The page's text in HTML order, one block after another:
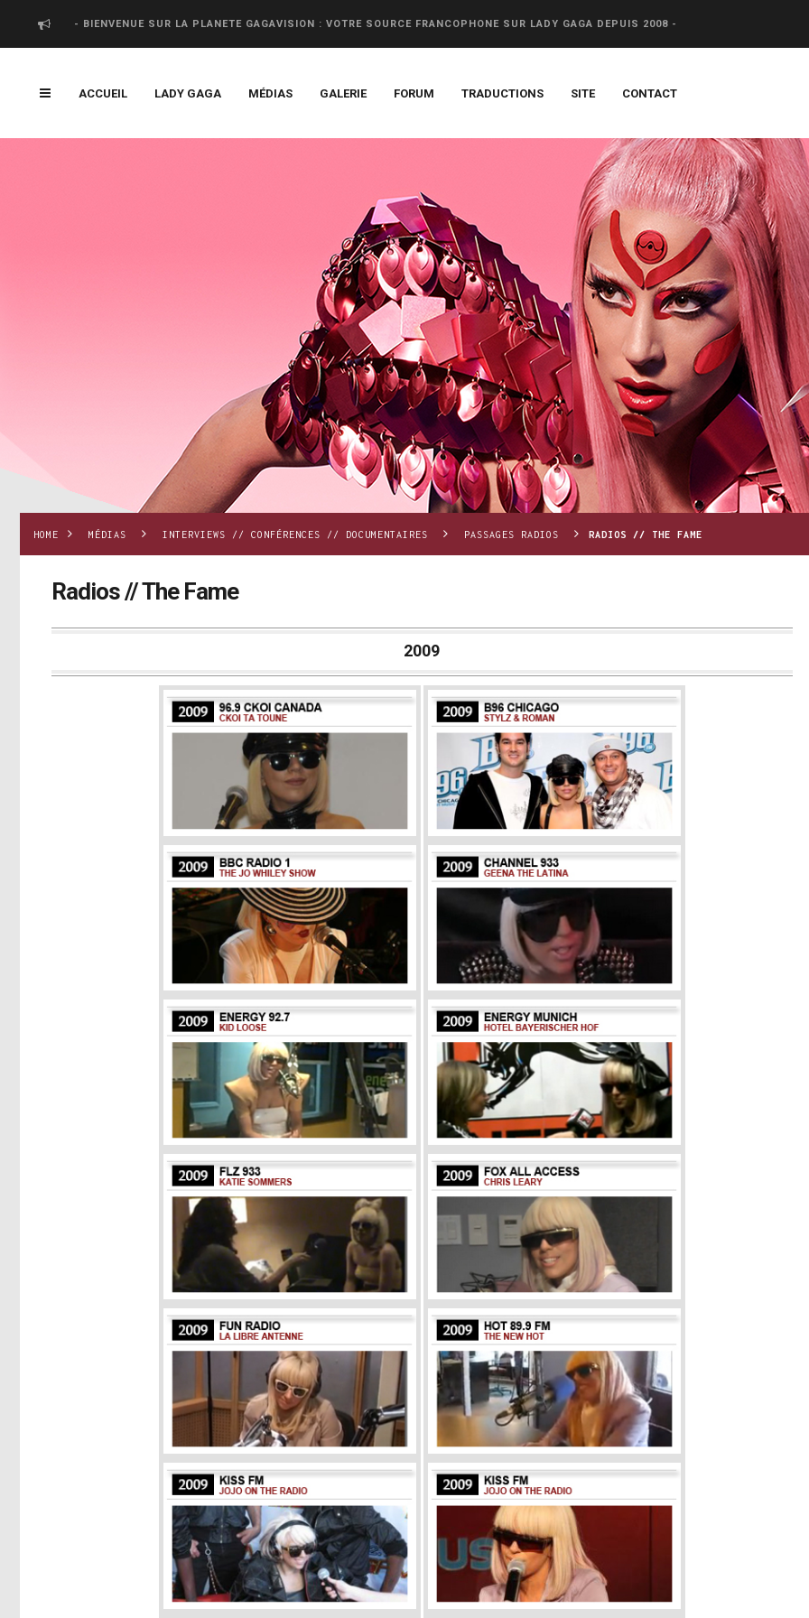
- BIENVENUE SUR LA PLANETE GAGAVISION : VOTRE SOURCE FRANCOPHONE SUR LADY GAGA DEPUIS 2008 -
ACCUEIL LADY GAGA MÉDIAS GALERIE FORUM TRADUCTIONS SITE CONTACT
HOME MÉDIAS INTERVIEWS // CONFÉRENCES // DOCUMENTAIRES PASSAGES RADIOS RADIOS // THE FAME
Radios // The Fame
2009